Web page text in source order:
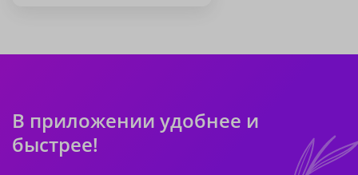
В приложении удобнее и
быстрее!